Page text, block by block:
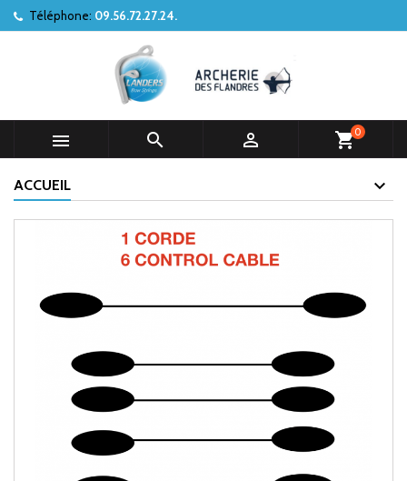
Téléphone: 09.56.72.27.24.
   shopping_cart0
ACCUEIL